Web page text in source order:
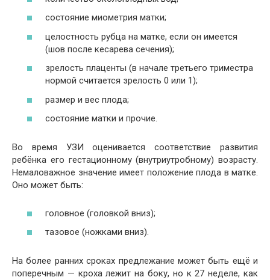
состояние миометрия матки;
целостность рубца на матке, если он имеется
(шов после кесарева сечения);
зрелость плаценты (в начале третьего триместра
нормой считается зрелость 0 или 1);
размер и вес плода;
состояние матки и прочие.
Во время УЗИ оценивается соответствие развития
ребёнка его гестационному (внутриутробному) возрасту.
Немаловажное значение имеет положение плода в матке.
Оно может быть:
головное (головкой вниз);
тазовое (ножками вниз).
На более ранних сроках предлежание может быть ещё и
поперечным — кроха лежит на боку, но к 27 неделе, как